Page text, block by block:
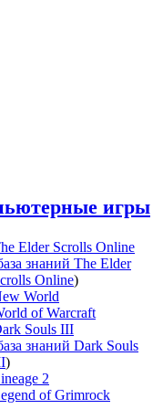
игры
Elder Scrolls Online
знаний The Elder
Online)
World
of Warcraft
Souls III
знаний Dark Souls
)
2
of Grimrock